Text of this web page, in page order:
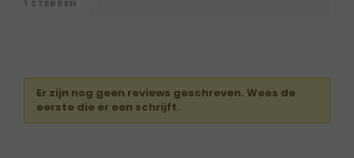
1 STERREN
Er zijn nog geen reviews geschreven. Wees de
eerste die er een schrijft.